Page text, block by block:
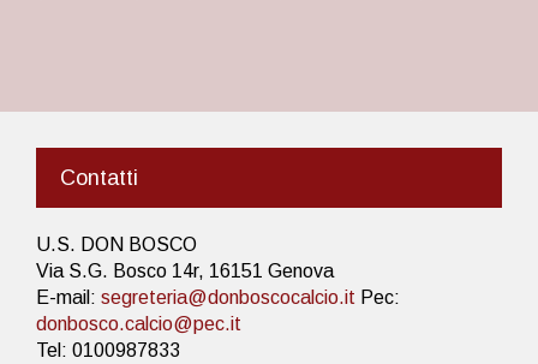
Contatti
U.S. DON BOSCO
Via S.G. Bosco 14r, 16151 Genova
E-mail: segreteria@donboscocalcio.it Pec:
donbosco.calcio@pec.it
Tel: 0100987833